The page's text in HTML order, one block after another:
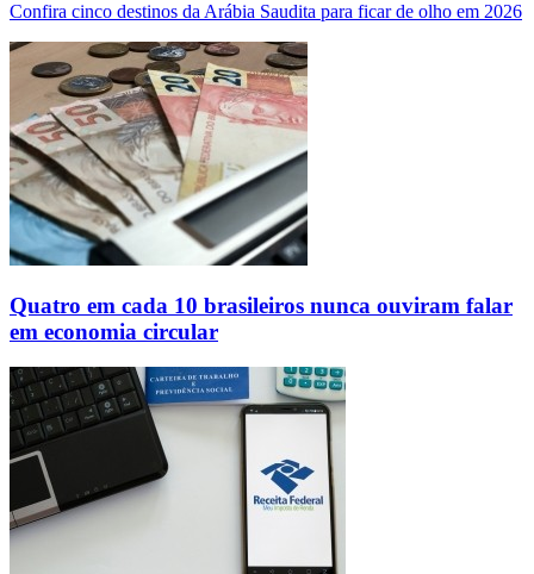
Confira cinco destinos da Arábia Saudita para ficar de olho em 2026
Quatro em cada 10 brasileiros nunca ouviram falar
em economia circular